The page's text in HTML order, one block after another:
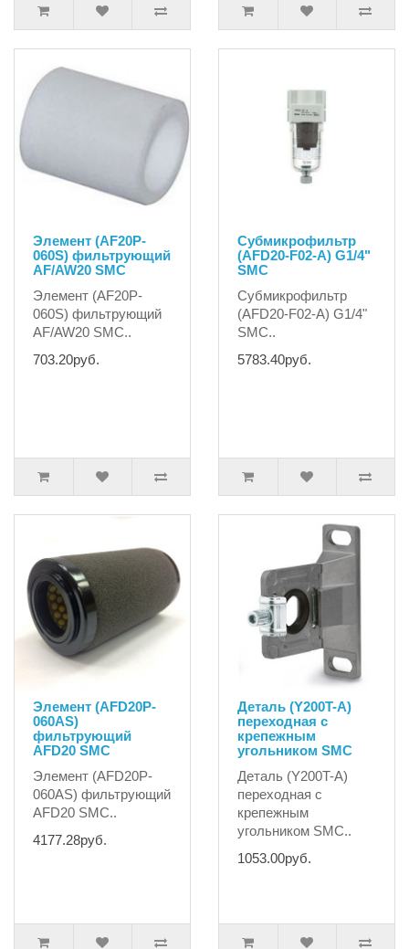
Элемент (AF20P-
060S) фильтрующий
AF/AW20 SMC
Элемент (AF20P-
060S) фильтрующий
AF/AW20 SMC..
703.20руб.
Субмикрофильтр
(AFD20-F02-A) G1/4"
SMC
Субмикрофильтр
(AFD20-F02-A) G1/4"
SMC..
5783.40руб.
Элемент (AFD20P-
060AS)
фильтрующий
AFD20 SMC
Элемент (AFD20P-
060AS) фильтрующий
AFD20 SMC..
4177.28руб.
Деталь (Y200T-A)
переходная с
крепежным
угольником SMC
Деталь (Y200T-A)
переходная с
крепежным
угольником SMC..
1053.00руб.